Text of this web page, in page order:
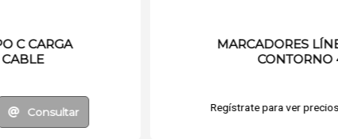
CADENA PARA MINI SIERRA
ELECTRICA 8
Regístrate para ver precios. Consultar